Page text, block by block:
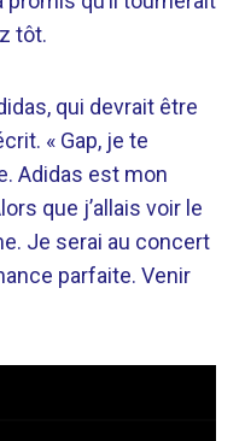
tôt.
qui devrait être
« Gap, je te
Adidas est mon
que j’allais voir le
Je serai au concert
parfaite. Venir